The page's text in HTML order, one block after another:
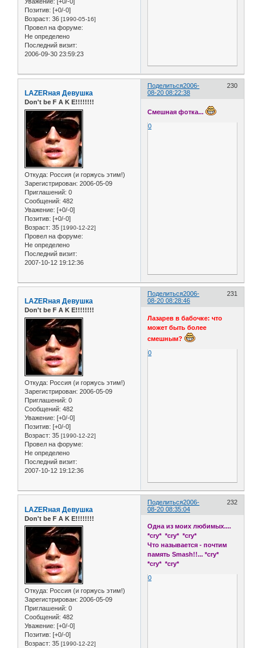
Позитив: [+0/-0]
Возраст: 36 [1990-05-16]
Провел на форуме:
Не определено
Последний визит:
2006-09-30 23:59:23
Поделиться 230
2006-
08-20 08:22:38
LAZERная Девушка
Don't be F A K E!!!!!!!!
Откуда: Россия (и горжусь этим!)
Зарегистрирован: 2006-05-09
Приглашений: 0
Сообщений: 482
Уважение: [+0/-0]
Позитив: [+0/-0]
Возраст: 35 [1990-12-22]
Провел на форуме:
Не определено
Последний визит:
2007-10-12 19:12:36
Смешная фотка...
0
Поделиться 231
2006-
08-20 08:28:46
LAZERная Девушка
Don't be F A K E!!!!!!!!
Откуда: Россия (и горжусь этим!)
Зарегистрирован: 2006-05-09
Приглашений: 0
Сообщений: 482
Уважение: [+0/-0]
Позитив: [+0/-0]
Возраст: 35 [1990-12-22]
Провел на форуме:
Не определено
Последний визит:
2007-10-12 19:12:36
Лазарев в бабочке: что
может быть более
смешным?
0
Поделиться 232
2006-
08-20 08:35:04
LAZERная Девушка
Don't be F A K E!!!!!!!!
Откуда: Россия (и горжусь этим!)
Зарегистрирован: 2006-05-09
Приглашений: 0
Сообщений: 482
Уважение: [+0/-0]
Позитив: [+0/-0]
Возраст: 35 [1990-12-22]
Одна из моих любимых....
*cry* *cry* *cry*
Что называется - почтим
память Smash!!... *cry*
*cry* *cry*
0